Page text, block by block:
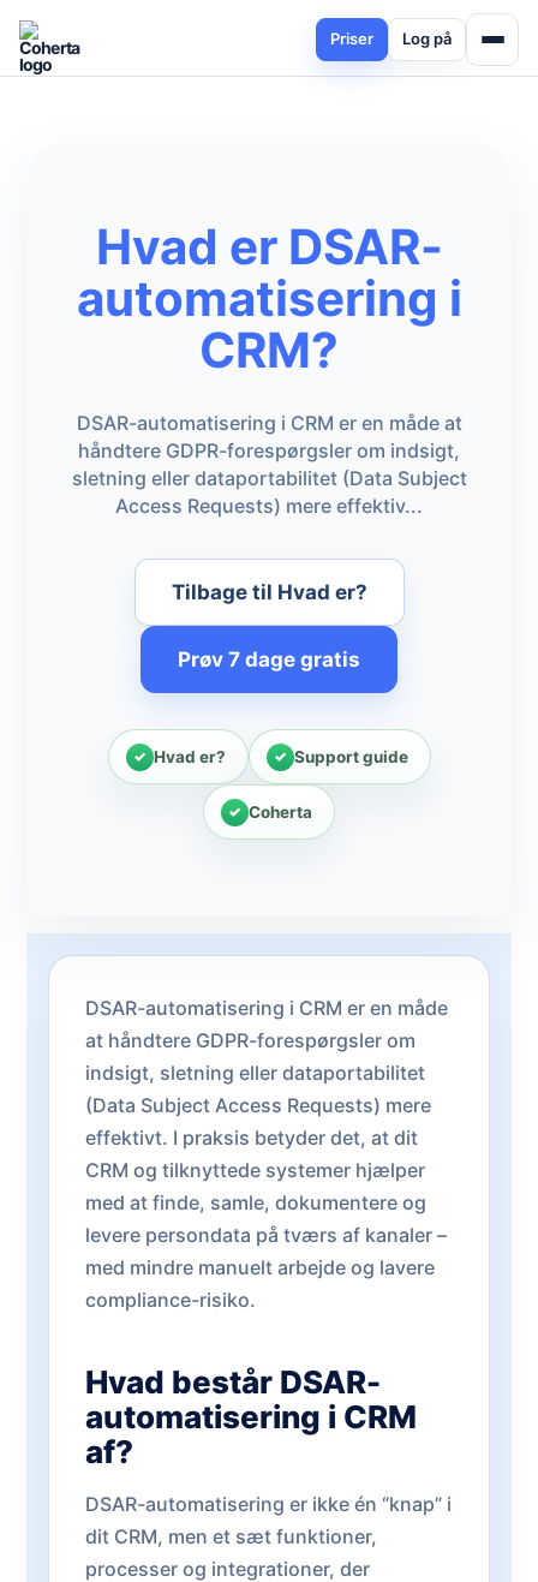
Priser Log på
Hvad er DSAR-
automatisering i
CRM?
DSAR-automatisering i CRM er en måde at
håndtere GDPR-forespørgsler om indsigt,
sletning eller dataportabilitet (Data Subject
Access Requests) mere effektiv...
Tilbage til Hvad er?
Prøv 7 dage gratis
Hvad er? Support guide
Coherta
DSAR-automatisering i CRM er en måde
at håndtere GDPR-forespørgsler om
indsigt, sletning eller dataportabilitet
(Data Subject Access Requests) mere
effektivt. I praksis betyder det, at dit
CRM og tilknyttede systemer hjælper
med at finde, samle, dokumentere og
levere persondata på tværs af kanaler –
med mindre manuelt arbejde og lavere
compliance-risiko.
Hvad består DSAR-
automatisering i CRM
af?
DSAR-automatisering er ikke én “knap” i
dit CRM, men et sæt funktioner,
processer og integrationer, der